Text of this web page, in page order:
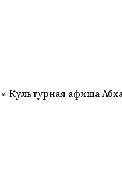
» Культурная афиша